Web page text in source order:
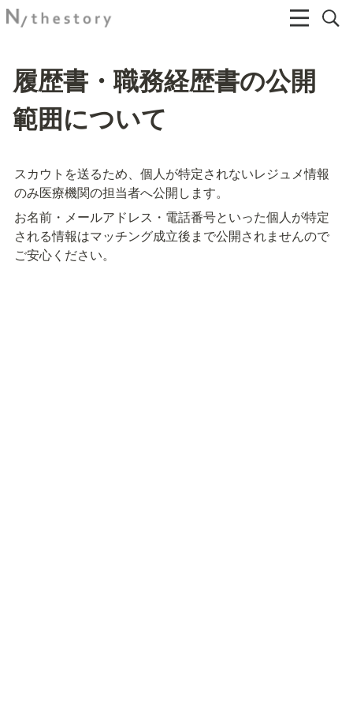
履歴書・職務経歴書の公開
範囲について
スカウトを送るため、個人が特定されないレジュメ情報
のみ医療機関の担当者へ公開します。
お名前・メールアドレス・電話番号といった個人が特定
される情報はマッチング成立後まで公開されませんので
ご安心ください。